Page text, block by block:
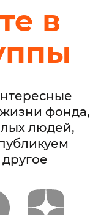
в
фонда,
людей,